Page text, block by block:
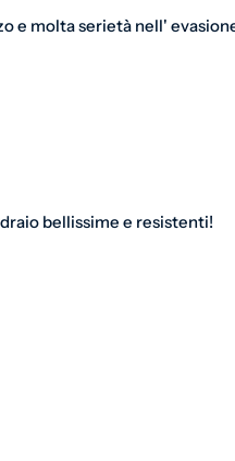
e molta serietà nell'
bellissime e resistenti!